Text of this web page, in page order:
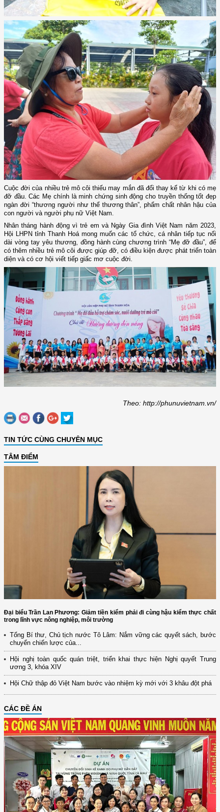
Cuộc đời của nhiều trẻ mô côi thiếu may mắn đã đổi thay kể từ khi có mẹ
đỡ đầu. Các Mẹ chính là minh chứng sinh động cho truyền thống tốt đẹp
ngàn đời “thương người như thể thương thân”, phẩm chất nhân hậu của
con người và người phụ nữ Việt Nam.
Nhân tháng hành động vì trẻ em và Ngày Gia đình Việt Nam năm 2023,
Hội LHPN tỉnh Thanh Hoá mong muốn các tổ chức, cá nhân tiếp tục nối
dài vòng tay yêu thương, đồng hành cùng chương trình “Mẹ đỡ đầu”, để
có thêm nhiều trẻ mô côi được giúp đỡ, có điều kiện được phát triển toàn
diện và có cơ hội viết tiếp giấc mơ cuộc đời.
Theo: http://phunuvietnam.vn/
TIN TỨC CÙNG CHUYÊN MỤC
TÂM ĐIỂM
Đại biểu Trần Lan Phương: Giảm tiền kiểm phải đi cùng hậu kiểm thực chất
trong lĩnh vực nông nghiệp, môi trường
Tổng Bí thư, Chủ tịch nước Tô Lâm: Nắm vững các quyết sách, bước
chuyển chiến lược của...
Hội nghị toàn quốc quán triệt, triển khai thực hiện Nghị quyết Trung
ương 3, khóa XIV
Hội Chữ thập đỏ Việt Nam bước vào nhiệm kỳ mới với 3 khâu đột phá
CÁC ĐỀ ÁN